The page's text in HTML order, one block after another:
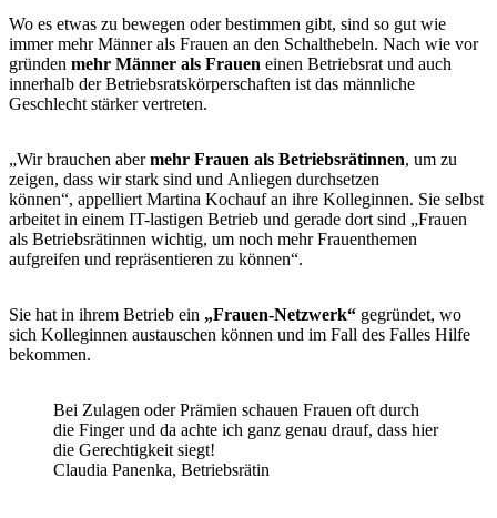
Wo es etwas zu bewegen oder bestimmen gibt, sind so gut wie
immer mehr Männer als Frauen an den Schalthebeln. Nach wie vor
gründen mehr Männer als Frauen einen Betriebsrat und auch
innerhalb der Betriebsratskörperschaften ist das männliche
Geschlecht stärker vertreten.
„Wir brauchen abermehr Frauen als Betriebsrätinnen, um zu
zeigen, dass wir stark sind und Anliegen durchsetzen
können“, appelliert Martina Kochauf an ihre Kolleginnen. Sie selbst
arbeitet in einem IT-lastigen Betrieb und gerade dort sind „Frauen
als Betriebsrätinnen wichtig, um noch mehr Frauenthemen
aufgreifen und repräsentieren zu können“.
Sie hat in ihrem Betrieb ein „Frauen-Netzwerk“ gegründet, wo
sich Kolleginnen austauschen können und im Fall des Falles Hilfe
bekommen.
Bei Zulagen oder Prämien schauen Frauen oft durch
die Finger und da achte ich ganz genau drauf, dass hier
die Gerechtigkeit siegt!
Claudia Panenka, Betriebsrätin